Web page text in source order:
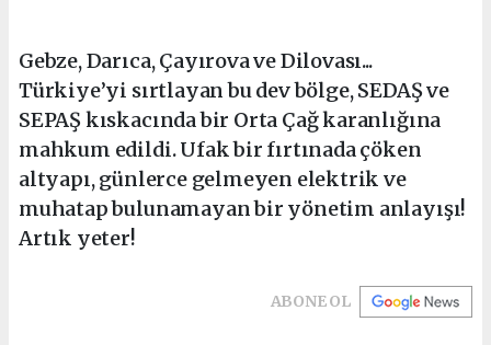
Gebze, Darıca, Çayırova ve Dilovası...
Türkiye’yi sırtlayan bu dev bölge, SEDAŞ ve
SEPAŞ kıskacında bir Orta Çağ karanlığına
mahkum edildi. Ufak bir fırtınada çöken
altyapı, günlerce gelmeyen elektrik ve
muhatap bulunamayan bir yönetim anlayışı!
Artık yeter!
ABONE OL